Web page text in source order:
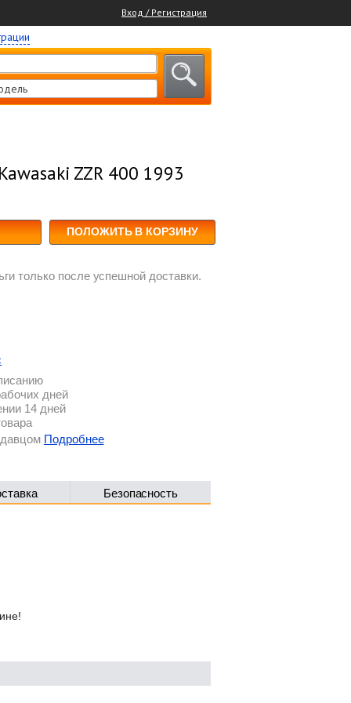
Вход / Регистрация
ZZR 400 1993
ПОЛОЖИТЬ В КОРЗИНУ
только после успешной доставки.
дней
14 дней
Подробнее
Безопасность